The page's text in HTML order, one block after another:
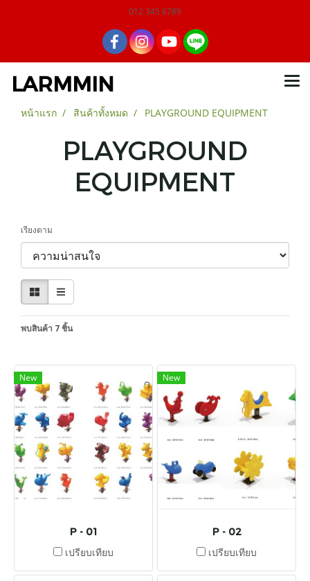
012 345 6789
LARMMIN
หน้าแรก สินค้าทั้งหมด PLAYGROUND EQUIPMENT
PLAYGROUND
EQUIPMENT
เรียงตาม
พบสินค้า 7 ชิ้น
New
P - 01
เปรียบเทียบ
New
P - 02
เปรียบเทียบ